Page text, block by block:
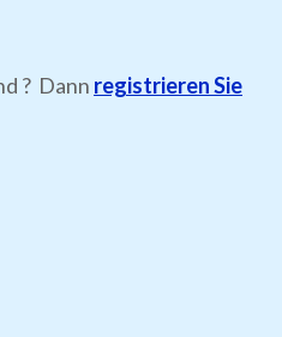
? Dann registrieren Sie